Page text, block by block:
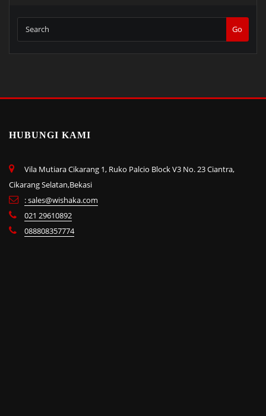
Go
HUBUNGI KAMI
Vila Mutiara Cikarang 1, Ruko Palcio Block V3 No. 23 Ciantra,
Cikarang Selatan,Bekasi
: sales@wishaka.com
021 29610892
088808357774